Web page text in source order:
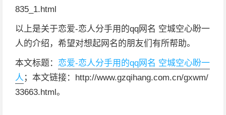
835_1.html
以上是关于恋爱-恋人分手用的qq网名 空城空心盼一
人的介绍，希望对想起网名的朋友们有所帮助。
本文标题： 恋爱-恋人分手用的qq网名 空城空心盼一
人 ；本文链接：http://www.gzqihang.com.cn/gxwm/
33663.html。